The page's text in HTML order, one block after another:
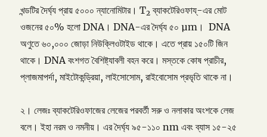
খন্ডটির দৈর্ঘ্য প্রায় ৫০০০ ন্যানোমিটার। T2 ব্যাকটেরিওফায্-এর মোট
ওজনের ৫০% হলো DNA। DNA-এর দৈর্ঘ্য ৫০ µm। DNA
অণুতে ৬০,০০০ জোড়া নিউক্লিওটাইড থাকে। এতে প্রায় ১৫০টি জিন
থাকে। DNA বংশগত বৈশিষ্ট্যাবলী বহন করে। মস্তকে কোষ প্রাচীর,
প্লাজমাপর্দা, মাইটোকন্ড্রিয়া, লাইসোসোম, রাইবোসোম প্রভৃতি থাকে না।
২। লেজঃ ব্যাকটেরিওফাজের লেজের পরবর্তী সরু ও নলাকার অংশকে লেজ
বলে। ইহা নরম ও নমনীয়। এর দৈর্ঘ্য ৯৫-১১০ nm এবং ব্যাস ১৫-২৫